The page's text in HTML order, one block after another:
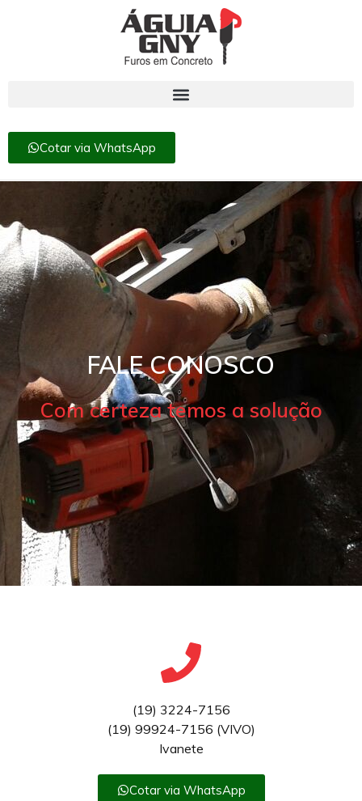
Cotar via WhatsApp
FALE CONOSCO
Com certeza temos a solução
(19) 3224-7156
(19) 99924-7156 (VIVO)
Ivanete
Cotar via WhatsApp